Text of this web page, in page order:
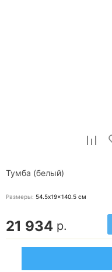
Тумба (белый)
Размеры: 54.5x19x140.5 см
21 934 р.